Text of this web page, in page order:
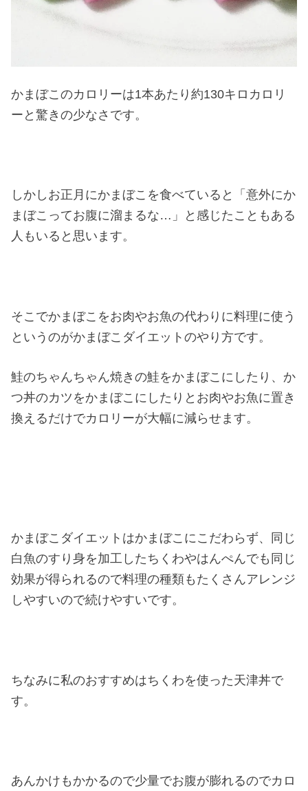
かまぼこのカロリーは1本あたり約130キロカロリ
ーと驚きの少なさです。
しかしお正月にかまぼこを食べていると「意外にか
まぼこってお腹に溜まるな…」と感じたこともある
人もいると思います。
そこでかまぼこをお肉やお魚の代わりに料理に使う
というのがかまぼこダイエットのやり方です。
鮭のちゃんちゃん焼きの鮭をかまぼこにしたり、か
つ丼のカツをかまぼこにしたりとお肉やお魚に置き
換えるだけでカロリーが大幅に減らせます。
かまぼこダイエットはかまぼこにこだわらず、同じ
白魚のすり身を加工したちくわやはんぺんでも同じ
効果が得られるので料理の種類もたくさんアレンジ
しやすいので続けやすいです。
ちなみに私のおすすめはちくわを使った天津丼で
す。
あんかけもかかるので少量でお腹が膨れるのでカロ